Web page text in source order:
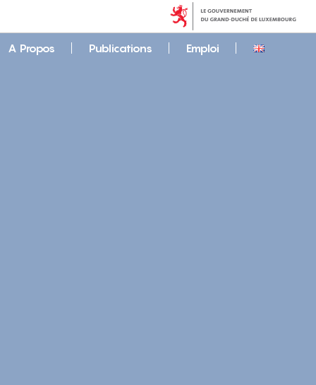
A Propos Publications Emploi